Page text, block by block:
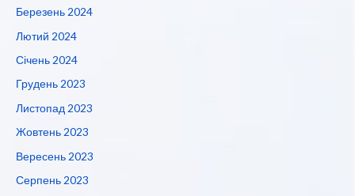
Березень 2024
Лютий 2024
Січень 2024
Грудень 2023
Листопад 2023
Жовтень 2023
Вересень 2023
Серпень 2023